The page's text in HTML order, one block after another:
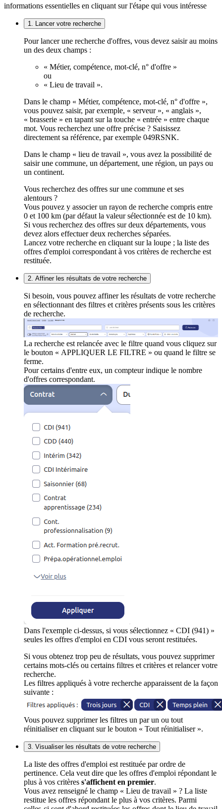
informations essentielles en cliquant sur l'étape qui vous intéresse
1. Lancer votre recherche
Pour lancer une recherche d'offres, vous devez saisir au moins
un des deux champs :
« Métier, compétence, mot-clé, n° d'offre »
ou
« Lieu de travail ».
Dans le champ « Métier, compétence, mot-clé, n° d'offre »,
vous pouvez saisir, par exemple, « serveur », « anglais »,
« brasserie » en tapant sur la touche « entrée » entre chaque
mot. Vous recherchez une offre précise ? Saisissez
directement sa référence, par exemple 049RSNK.
Dans le champ « lieu de travail », vous avez la possibilité de
saisir une commune, un département, une région, un pays ou
un continent.
Vous recherchez des offres sur une commune et ses
alentours ?
Vous pouvez y associer un rayon de recherche compris entre
0 et 100 km (par défaut la valeur sélectionnée est de 10 km).
Si vous recherchez des offres sur deux départements, vous
devez alors effectuer deux recherches séparées.
Lancez votre recherche en cliquant sur la loupe ; la liste des
offres d'emploi correspondant à vos critères de recherche est
restituée.
2. Affiner les résultats de votre recherche
Si besoin, vous pouvez affiner les résultats de votre recherche
en sélectionnant des filtres et critères présents sous les critères
de recherche.
La recherche est relancée avec le filtre quand vous cliquez sur
le bouton « APPLIQUER LE FILTRE » ou quand le filtre se
ferme.
Pour certains d'entre eux, un compteur indique le nombre
d'offres correspondant.
Dans l'exemple ci-dessus, si vous sélectionnez « CDI (941) »
seules les offres d'emploi en CDI vous seront restituées.
Si vous obtenez trop peu de résultats, vous pouvez supprimer
certains mots-clés ou certains filtres et critères et relancer votre
recherche.
Les filtres appliqués à votre recherche apparaissent de la façon
suivante :
Vous pouvez supprimer les filtres un par un ou tout
réinitialiser en cliquant sur le bouton « Tout réinitialiser ».
3. Visualiser les résultats de votre recherche
La liste des offres d'emploi est restituée par ordre de
pertinence. Cela veut dire que les offres d'emploi répondant le
plus à vos critères s'affichent en premier.
Vous avez renseigné le champ « Lieu de travail » ? La liste
restitue les offres répondant le plus à vos critères. Parmi